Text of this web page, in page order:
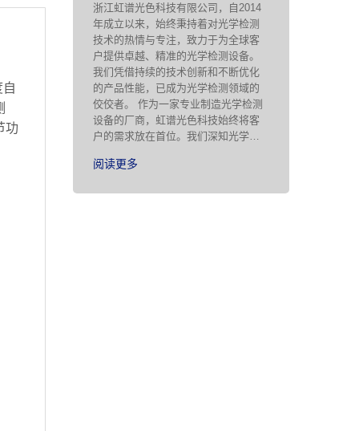
功
浙江虹谱光色科技有限公司，自2014
年成立以来，始终秉持着对光学检测
技术的热情与专注，致力于为全球客
户提供卓越、精准的光学检测设备。
我们凭借持续的技术创新和不断优化
的产品性能，已成为光学检测领域的
佼佼者。 作为一家专业制造光学检测
设备的厂商，虹谱光色科技始终将客
户的需求放在首位。我们深知光学检
多领域的重要性，因此，我们不断研
阅读更多